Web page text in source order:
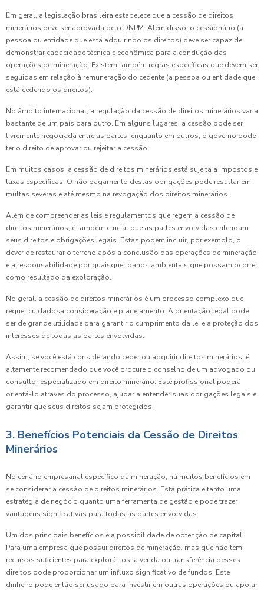
Em geral, a legislação brasileira estabelece que a cessão de direitos
minerários deve ser aprovada pelo DNPM. Além disso, o cessionário (a
pessoa ou entidade que está adquirindo os direitos) deve ser capaz de
demonstrar capacidade técnica e econômica para a condução das
operações de mineração. Existem também regras específicas que devem ser
seguidas em relação à remuneração do cedente (a pessoa ou entidade que
está cedendo os direitos).
No âmbito internacional, a regulação da cessão de direitos minerários varia
bastante de um país para outro. Em alguns lugares, a cessão pode ser
livremente negociada entre as partes, enquanto em outros, o governo pode
ter o direito de aprovar ou rejeitar a cessão.
Em muitos casos, a cessão de direitos minerários está sujeita a impostos e
taxas específicas. O não pagamento destas obrigações pode resultar em
multas severas e até mesmo na revogação dos direitos minerários.
Além de compreender as leis e regulamentos que regem a cessão de
direitos minerários, é também crucial que as partes envolvidas entendam
seus direitos e obrigações legais. Estas podem incluir, por exemplo, o
dever de restaurar o terreno após a conclusão das operações de mineração
e a responsabilidade por quaisquer danos ambientais que possam ocorrer
como resultado da exploração.
No geral, a cessão de direitos minerários é um processo complexo que
requer cuidadosa consideração e planejamento. A orientação legal pode
ser de grande utilidade para garantir o cumprimento da lei e a proteção dos
interesses de todas as partes envolvidas.
Assim, se você está considerando ceder ou adquirir direitos minerários, é
altamente recomendado que você procure o conselho de um advogado ou
consultor especializado em direito minerário. Este profissional poderá
orientá-lo através do processo, ajudar a entender suas obrigações legais e
garantir que seus direitos sejam protegidos.
3. Benefícios Potenciais da Cessão de Direitos
Minerários
No cenário empresarial específico da mineração, há muitos benefícios em
se considerar a cessão de direitos minerários. Esta prática é tanto uma
estratégia de negócio quanto uma ferramenta de gestão e pode trazer
vantagens significativas para todas as partes envolvidas.
Um dos principais benefícios é a possibilidade de obtenção de capital.
Para uma empresa que possui direitos de mineração, mas que não tem
recursos suficientes para explorá-los, a venda ou transferência desses
direitos pode proporcionar um influxo significativo de fundos. Este
dinheiro pode então ser usado para investir em outras operações ou apoiar